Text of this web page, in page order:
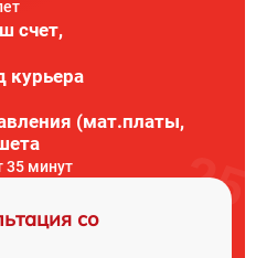
счет,
курьера
(мат.платы,
35 минут
со